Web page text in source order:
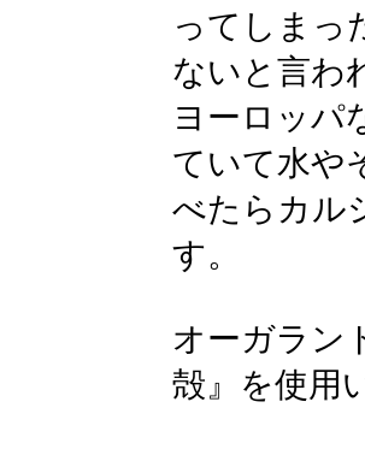
ってしまっ
ないと言わ
ヨーロッパ
ていて水や
べたらカル
す。
オーガラン
殻』を使用